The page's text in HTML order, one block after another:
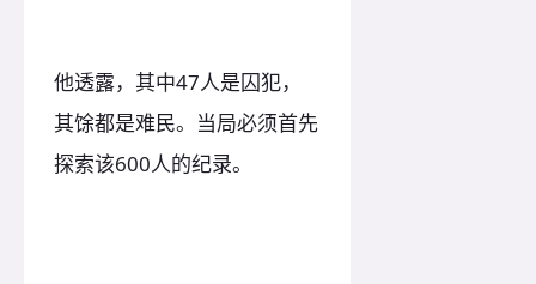
他透露，其中47人是囚犯，
其馀都是难民。当局必须首先
探索该600人的纪录。